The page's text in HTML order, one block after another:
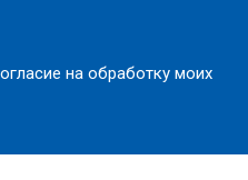
на обработку моих